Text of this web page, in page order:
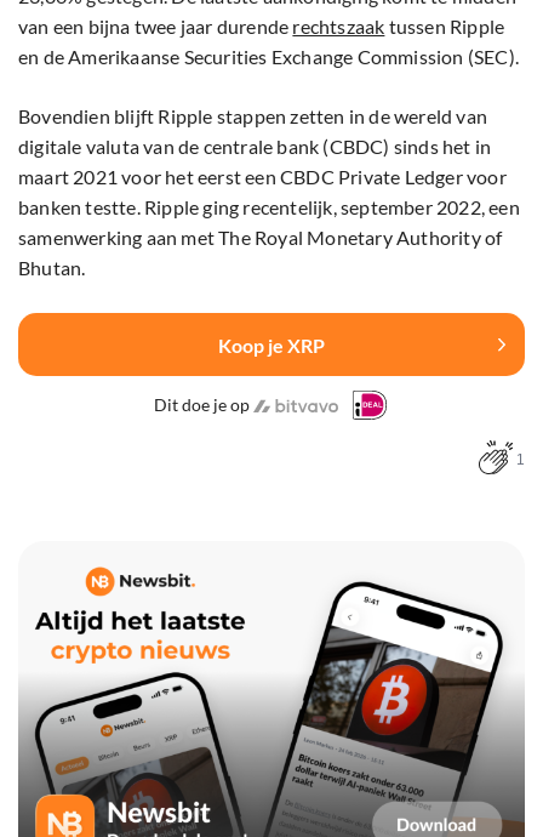
van een bijna twee jaar durende rechtszaak tussen Ripple
en de Amerikaanse Securities Exchange Commission (SEC).
Bovendien blijft Ripple stappen zetten in de wereld van
digitale valuta van de centrale bank (CBDC) sinds het in
maart 2021 voor het eerst een CBDC Private Ledger voor
banken testte. Ripple ging recentelijk, september 2022, een
samenwerking aan met The Royal Monetary Authority of
Bhutan.
Koop je XRP
Dit doe je op
1